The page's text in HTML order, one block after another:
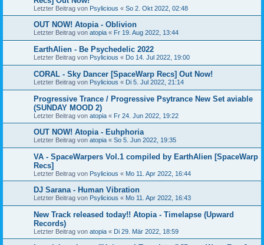
Letzter Beitrag von Psylicious « So 2. Okt 2022, 02:48
OUT NOW! Atopia - Oblivion
Letzter Beitrag von atopia « Fr 19. Aug 2022, 13:44
EarthAlien - Be Psychedelic 2022
Letzter Beitrag von Psylicious « Do 14. Jul 2022, 19:00
CORAL - Sky Dancer [SpaceWarp Recs] Out Now!
Letzter Beitrag von Psylicious « Di 5. Jul 2022, 21:14
Progressive Trance / Progressive Psytrance New Set aviable
(SUNDAY MOOD 2)
Letzter Beitrag von atopia « Fr 24. Jun 2022, 19:22
OUT NOW! Atopia - Euhphoria
Letzter Beitrag von atopia « So 5. Jun 2022, 19:35
VA - SpaceWarpers Vol.1 compiled by EarthAlien [SpaceWarp
Recs]
Letzter Beitrag von Psylicious « Mo 11. Apr 2022, 16:44
DJ Sarana - Human Vibration
Letzter Beitrag von Psylicious « Mo 11. Apr 2022, 16:43
New Track released today!! Atopia - Timelapse (Upward
Records)
Letzter Beitrag von atopia « Di 29. Mär 2022, 18:59